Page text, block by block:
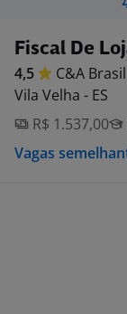
Fiscal De
4,5 C&A Brasil
Vila Velha - ES
R$ 1.537,00
Vagas